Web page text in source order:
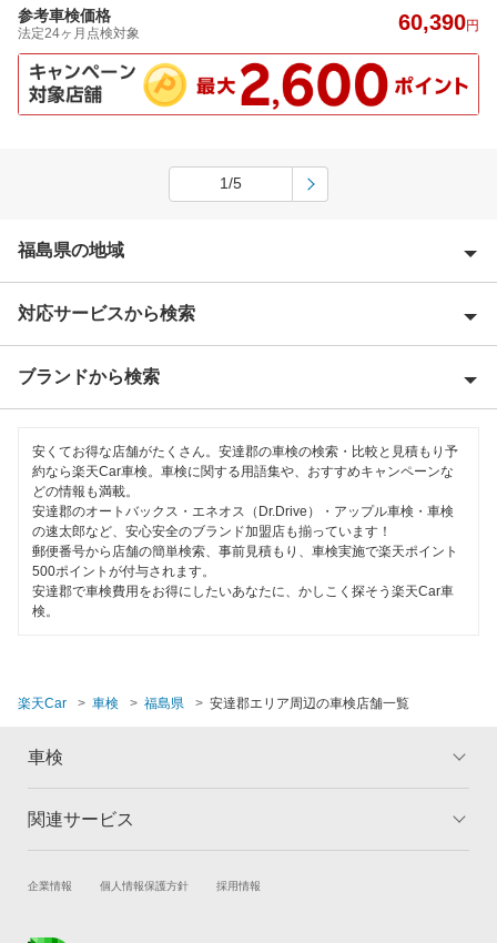
参考車検価格
法定24ヶ月点検対象 60,390円
1/5
福島県の地域
会津若松市
いわき市
岩瀬郡
大沼郡
河沼郡
喜多方市
相馬郡
相馬市
対応サービスから検索
Award 受賞店
特典あり
初めて来店割りあり
新車初回割りあり
早割りあり
土日祝OK
引取り・納車あり
輸入車OK
ハイブリッド車OK
ブランドから検索
ENEOS
中部自動車販売（チューブ＆BCN）
伊藤忠エネクス
マッハ車検
出光興産「らくらく安心車検」
安心WE！車検
安くてお得な店舗がたくさん。安達郡の車検の検索・比較と見積もり予
約なら楽天Car車検。車検に関する用語集や、おすすめキャンペーンな
どの情報も満載。
安達郡のオートバックス・エネオス（Dr.Drive）・アップル車検・車検
の速太郎など、安心安全のブランド加盟店も揃っています！
郵便番号から店舗の簡単検索、事前見積もり、車検実施で楽天ポイント
500ポイントが付与されます。
安達郡で車検費用をお得にしたいあなたに、かしこく探そう楽天Car車
検。
楽天Car 車検 福島県 安達郡エリア周辺の車検店舗一覧
車検
トップ
車検の基礎知識 キャンペーン一覧
関連サービス
試乗・商談 新車購入
企業情報 個人情報保護方針 採用情報